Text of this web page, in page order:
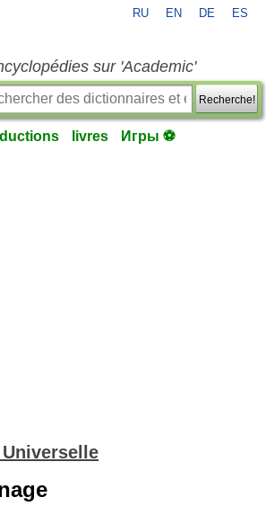
RU EN DE ES
sur 'Academic'
Recherche!
livres Игры ⚽